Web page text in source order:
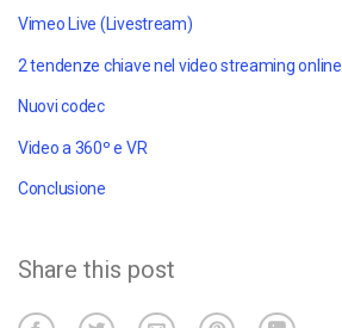
Vimeo Live (Livestream)
2 tendenze chiave nel video streaming online
Nuovi codec
Video a 360º e VR
Conclusione
Share this post